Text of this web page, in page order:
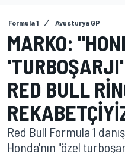
Formula 1 Avusturya GP
MARKO:
RED BULL
Red Bull Formula 1
Honda'nın "özel